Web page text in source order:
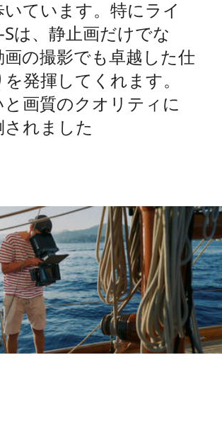
ています。特にライ
Sは、静止画だけでな
画の撮影でも卓越した仕
発揮してくれます。
画質のクオリティに
れました